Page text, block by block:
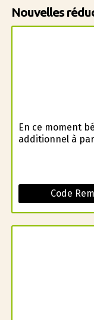
Nouvelles
En ce moment
additionnel à
Code